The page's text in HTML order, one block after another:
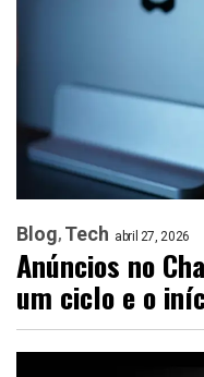
Blog Tech abril 27, 2026
Anúncios no
um ciclo e o